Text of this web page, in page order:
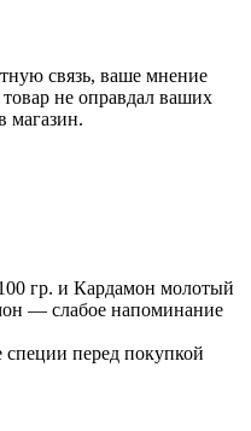
связь, ваше мнение
не оправдал ваших
магазин.
гр. и Кардамон молотый
— слабое напоминание
перед покупкой